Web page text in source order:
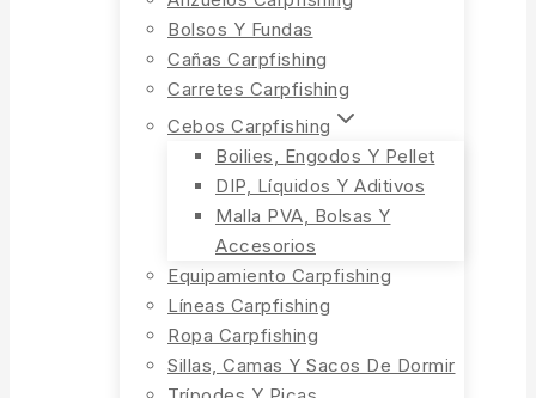
Bolsos Y Fundas
Cañas Carpfishing
Carretes Carpfishing
Cebos Carpfishing
Boilies, Engodos Y Pellet
DIP, Líquidos Y Aditivos
Malla PVA, Bolsas Y
Accesorios
Equipamiento Carpfishing
Líneas Carpfishing
Ropa Carpfishing
Sillas, Camas Y Sacos De Dormir